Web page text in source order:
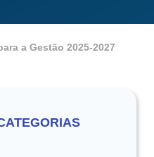
a Gestão 2025-2027